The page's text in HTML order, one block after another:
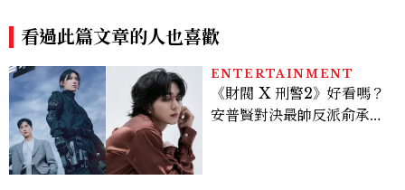
看過此篇文章的人也喜歡
ENTERTAINMENT
《財閥 X 刑警2》好看嗎？
安普賢對決最帥反派俞承